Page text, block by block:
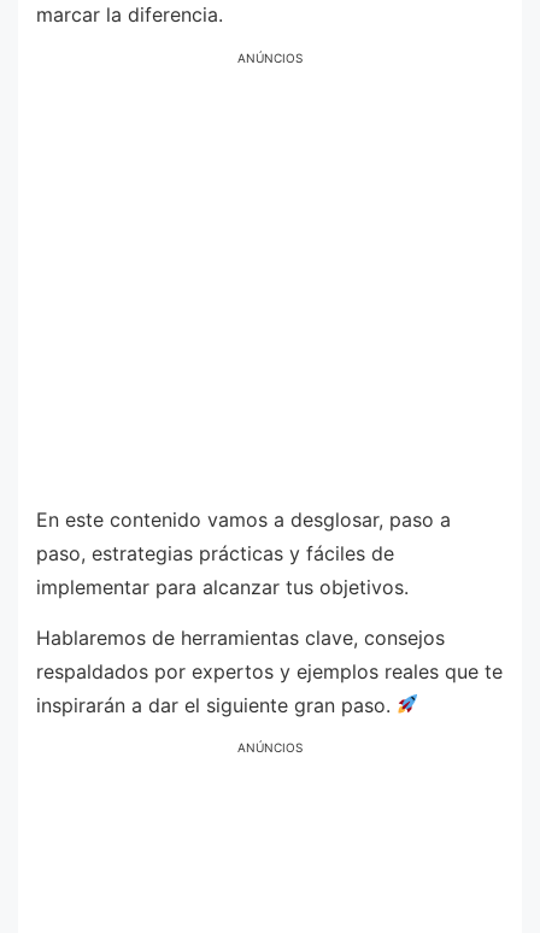
marcar la diferencia.
ANÚNCIOS
En este contenido vamos a desglosar, paso a
paso, estrategias prácticas y fáciles de
implementar para alcanzar tus objetivos.
Hablaremos de herramientas clave, consejos
respaldados por expertos y ejemplos reales que te
inspirarán a dar el siguiente gran paso.
ANÚNCIOS